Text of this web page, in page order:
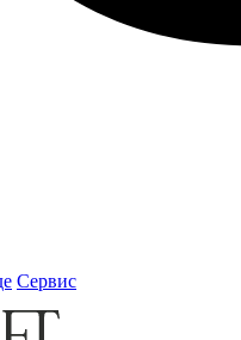
Сервис